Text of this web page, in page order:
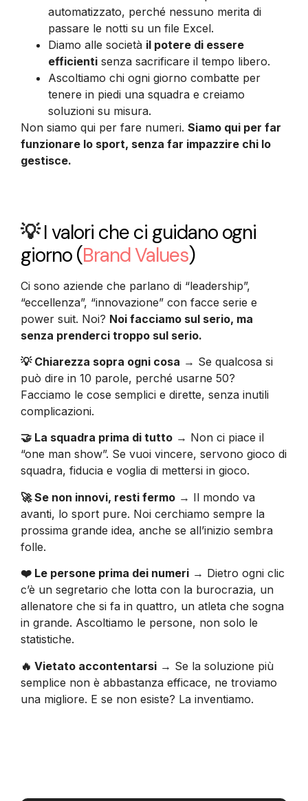
automatizzato, perché nessuno merita di
passare le notti su un file Excel.
Diamo alle società il potere di essere
efficienti senza sacrificare il tempo libero.
Ascoltiamo chi ogni giorno combatte per
tenere in piedi una squadra e creiamo
soluzioni su misura.
Non siamo qui per fare numeri. Siamo qui per far
funzionare lo sport, senza far impazzire chi lo
gestisce.
💡I valori che ci guidano ogni
giorno(Brand Values)
Ci sono aziende che parlano di “leadership”,
“eccellenza”, “innovazione” con facce serie e
power suit. Noi? Noi facciamo sul serio, ma
senza prenderci troppo sul serio.
💡 Chiarezza sopra ogni cosa → Se qualcosa si
può dire in 10 parole, perché usarne 50?
Facciamo le cose semplici e dirette, senza inutili
complicazioni.
🤝 La squadra prima di tutto → Non ci piace il
“one man show”. Se vuoi vincere, servono gioco di
squadra, fiducia e voglia di mettersi in gioco.
🚀 Se non innovi, resti fermo → Il mondo va
avanti, lo sport pure. Noi cerchiamo sempre la
prossima grande idea, anche se all’inizio sembra
folle.
❤️ Le persone prima dei numeri → Dietro ogni clic
c’è un segretario che lotta con la burocrazia, un
allenatore che si fa in quattro, un atleta che sogna
in grande. Ascoltiamo le persone, non solo le
statistiche.
🔥 Vietato accontentarsi → Se la soluzione più
semplice non è abbastanza efficace, ne troviamo
una migliore. E se non esiste? La inventiamo.